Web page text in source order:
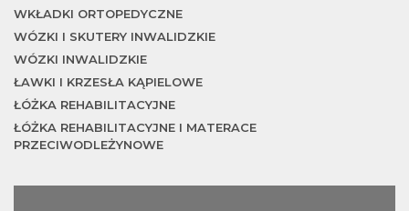
WKŁADKI ORTOPEDYCZNE
WÓZKI I SKUTERY INWALIDZKIE
WÓZKI INWALIDZKIE
ŁAWKI I KRZESŁA KĄPIELOWE
ŁÓŻKA REHABILITACYJNE
ŁÓŻKA REHABILITACYJNE I MATERACE
PRZECIWODLEŻYNOWE